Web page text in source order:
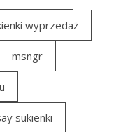
wyprzedaż
msngr
sukienki